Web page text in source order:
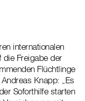
internationalen
die Freigabe der
Flüchtlinge
Knapp: „Es
Soforthilfe starten